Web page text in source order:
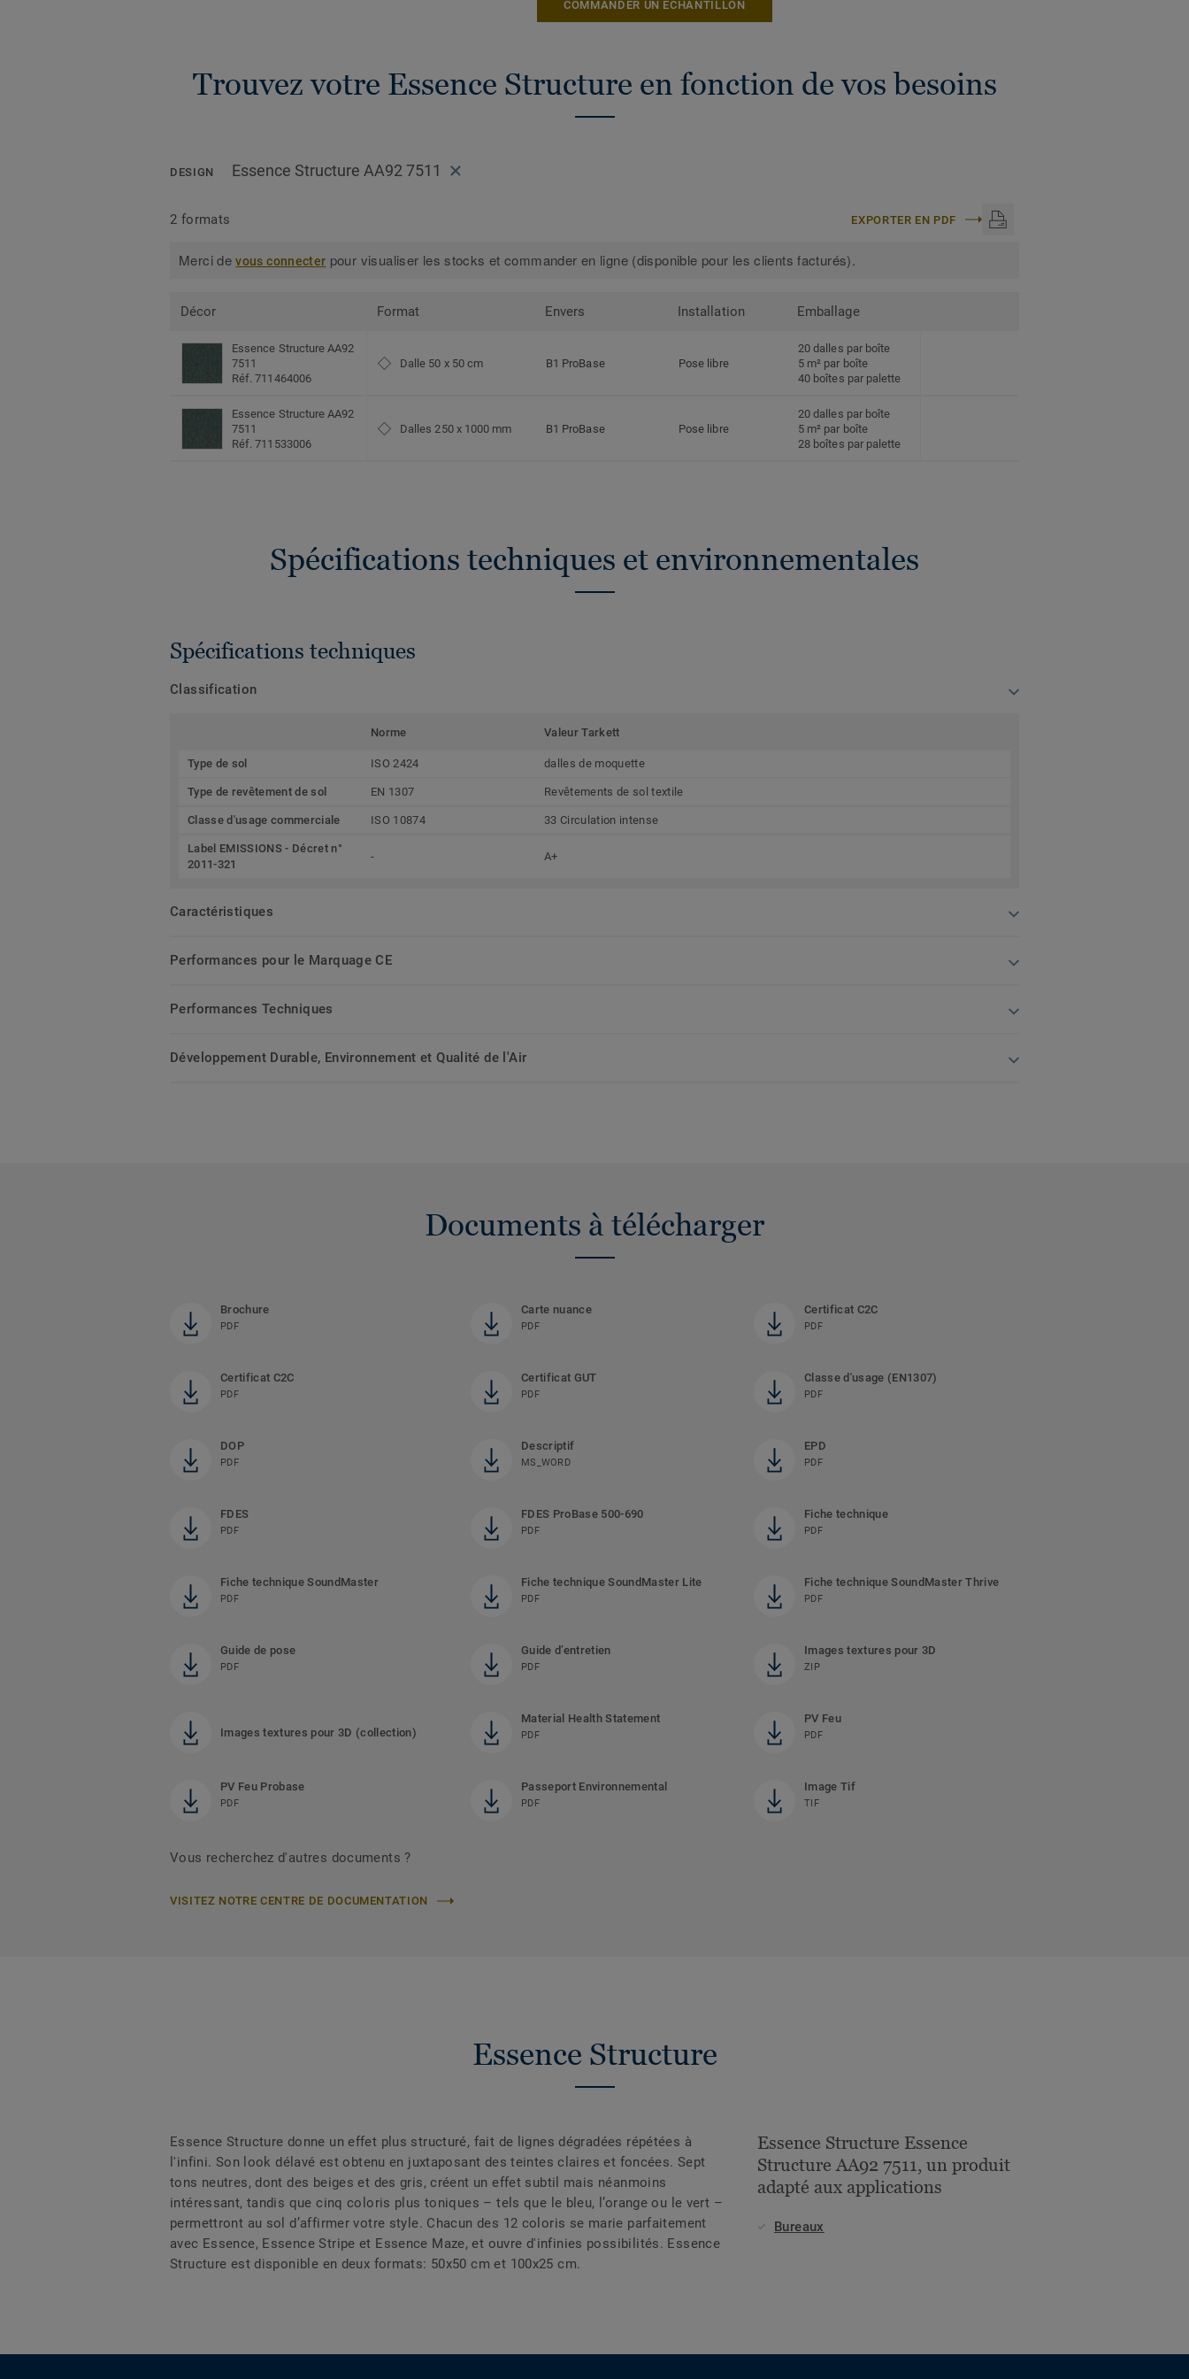
COMMANDER UN ÉCHANTILLON
Trouvez votre Essence Structure en fonction de vos besoins
DESIGN Essence Structure AA92 7511
2 formats EXPORTER EN PDF
Merci devous connecter pour visualiser les stocks et commander en ligne (disponible pour les clients facturés).
Décor Format Envers Installation Emballage
Essence Structure AA92
7511
Réf. 711464006
Dalle 50 x 50 cm B1 ProBase Pose libre
20 dalles par boîte
5 m² par boîte
40 boîtes par palette
Essence Structure AA92
7511
Réf. 711533006
Dalles 250 x 1000 mm B1 ProBase Pose libre
20 dalles par boîte
5 m² par boîte
28 boîtes par palette
Spécifications techniques et environnementales
Spécifications techniques
Classification
Norme Valeur Tarkett
Type de sol ISO 2424 dalles de moquette
Type de revêtement de sol EN 1307 Revêtements de sol textile
Classe d'usage commerciale ISO 10874 33 Circulation intense
Label EMISSIONS - Décret n°
2011-321
- A+
Caractéristiques
Performances pour le Marquage CE
Performances Techniques
Développement Durable, Environnement et Qualité de l'Air
Documents à télécharger
Brochure
PDF
Carte nuance
PDF
Certificat C2C
PDF
Certificat C2C
PDF
Certificat GUT
PDF
Classe d'usage (EN1307)
PDF
DOP
PDF
Descriptif
MS_WORD
EPD
PDF
FDES
PDF
FDES ProBase 500-690
PDF
Fiche technique
PDF
Fiche technique SoundMaster
PDF
Fiche technique SoundMaster Lite
PDF
Fiche technique SoundMaster Thrive
PDF
Guide de pose
PDF
Guide d’entretien
PDF
Images textures pour 3D
ZIP
Images textures pour 3D (collection)
Material Health Statement
PDF
PV Feu
PDF
PV Feu Probase
PDF
Passeport Environnemental
PDF
Image Tif
TIF
Vous recherchez d'autres documents ?
VISITEZ NOTRE CENTRE DE DOCUMENTATION
Essence Structure
Essence Structure donne un effet plus structuré, fait de lignes dégradées répétées à
l'infini. Son look délavé est obtenu en juxtaposant des teintes claires et foncées. Sept
tons neutres, dont des beiges et des gris, créent un effet subtil mais néanmoins
intéressant, tandis que cinq coloris plus toniques – tels que le bleu, l’orange ou le vert –
permettront au sol d’affirmer votre style. Chacun des 12 coloris se marie parfaitement
avec Essence, Essence Stripe et Essence Maze, et ouvre d'infinies possibilités. Essence
Structure est disponible en deux formats: 50x50 cm et 100x25 cm.
Essence Structure Essence
Structure AA92 7511, un produit
adapté aux applications
Bureaux